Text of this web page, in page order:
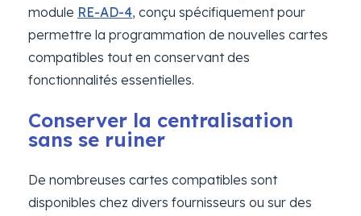
module RE-AD-4, conçu spécifiquement pour
permettre la programmation de nouvelles cartes
compatibles tout en conservant des
fonctionnalités essentielles.
Conserver la centralisation
sans se ruiner
De nombreuses cartes compatibles sont
disponibles chez divers fournisseurs ou sur des